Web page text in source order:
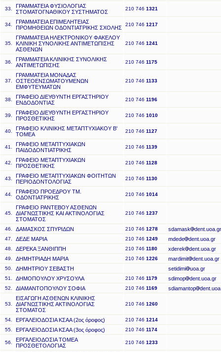
33.
ΓΡΑΜΜΑΤΕΙΑ ΦΥΣΙΟΛΟΓΙΑΣ
ΣΤΟΜΑΤΟΓΝΑΘΙΚΟΥ ΣΥΣΤΗΜΑΤΟΣ
210 746 1321
34.
ΓΡΑΜΜΑΤΕΙΑ ΕΠΙΜΕΛΗΤΕΙΑΣ
ΠΡΟΜΗΘΕΙΩΝ ΟΔΟΝΤΙΑΤΡΙΚΗΣ ΣΧΟΛΗΣ
210 746 1217
35.
ΓΡΑΜΜΑΤΕΙΑ ΗΛΕΚΤΡΟΝΙΚΟΥ ΦΑΚΕΛΟΥ
ΚΛΙΝΙΚΗ ΣΥΝΟΛΙΚΗΣ ΑΝΤΙΜΕΤΩΠΙΣΗΣ
ΑΣΘΕΝΩΝ
210 746 1241
36.
ΓΡΑΜΜΑΤΕΙΑ ΚΛΙΝΙΚΗΣ ΣΥΝΟΛΙΚΗΣ
ΑΝΤΙΜΕΤΩΠΙΣΗΣ
210 746 1175
37.
ΓΡΑΜΜΑΤΕΙΑ ΜΟΝΑΔΑΣ
ΟΣΤΕΟΕΝΣΩΜΑΤΟΥΜΕΝΩΝ
ΕΜΦΥΤΕΥΜΑΤΩΝ
210 746 1133
38.
ΓΡΑΦΕΙΟ ΔΙΕΥΘΥΝΤΗ ΕΡΓΑΣΤΗΡΙΟΥ
ΕΝΔΟΔΟΝΤΙΑΣ
210 746 1196
39.
ΓΡΑΦΕΙΟ ΔΙΕΥΘΥΝΤΗ ΕΡΓΑΣΤΗΡΙΟΥ
ΠΡΟΣΘΕΤΙΚΗΣ
210 746 1010
40.
ΓΡΑΦΕΙΟ ΚΛΙΝΙΚΗΣ ΜΕΤΑΠΤΥΧΙΑΚΟΥ Β'
ΤΟΜΕΑ
210 746 1127
41.
ΓΡΑΦΕΙΟ ΜΕΤΑΠΤΥΧΙΑΚΩΝ
ΠΑΙΔΟΔΟΝΤΙΑΤΡΙΚΗΣ
210 746 1139
42.
ΓΡΑΦΕΙΟ ΜΕΤΑΠΤΥΧΙΑΚΩΝ
ΠΡΟΣΘΕΤΙΚΗΣ
210 746 1128
43.
ΓΡΑΦΕΙΟ ΜΕΤΑΠΤΥΧΙΑΚΩΝ ΦΟΙΤΗΤΩΝ
ΠΕΡΙΟΔΟΝΤΟΛΟΓΙΑΣ
210 746 1130
44.
ΓΡΑΦΕΙΟ ΠΡΟΕΔΡΟΥ ΤΜ.
ΟΔΟΝΤΙΑΤΡΙΚΗΣ
210 746 1014
45.
ΓΡΑΦΕΙΟ ΡΑΝΤΕΒΟΥ ΑΣΘΕΝΩΝ
ΔΙΑΓΝΩΣΤΙΚΗΣ ΚΑΙ ΑΚΤΙΝΟΛΟΓΙΑΣ
ΣΤΟΜΑΤΟΣ
210 746 1237
46. ΔΑΜΑΣΚΟΣ ΣΠΥΡΙΔΩΝ 210 746 1278 sdamask dent.uoa.gr
47. ΔΕΔΕ ΜΑΡΙΑ 210 746 1249 mdede dent.uoa.gr
48. ΔΕΡΕΚΑ ΞΑΝΘΙΠΠΗ 210 746 1180 xderek dent.uoa.gr
49. ΔΗΜΗΤΡΙΑΔΗ ΜΑΡΙΑ 210 746 1226 mardimit dent.uoa.gr
50. ΔΗΜΗΤΡΙΟΥ ΣΕΒΑΣΤΗ setidimi uoa.gr
51. ΔΗΜΟΠΟΥΛΟΥ ΧΡΥΣΟΥΛΑ 210 746 1179 sdimop dent.uoa.gr
52. ΔΙΑΜΑΝΤΟΠΟΥΛΟΥ ΣΟΦΙΑ 210 746 1169 sdiamantop
53.
ΕΙΣΑΓΩΓΗ ΑΣΘΕΝΩΝ ΚΛΙΝΙΚΗΣ
ΔΙΑΓΝΩΣΤΙΚΗΣ ΑΚΤΙΝΟΛΟΓΙΑΣ
ΣΤΟΜΑΤΟΣ
210 746 1260
54. ΕΡΓΑΛΕΙΟΔΟΣΙΑ ΚΣΑΑ (2ος όροφος) 210 746 1214
55.
ΕΡΓΑΛΕΙΟΔΟΣΙΑ ΚΣΑΑ (3ος όροφος) 210 746 1174
56.
ΕΡΓΑΛΕΙΟΔΟΣΙΑ ΤΟΜΕΑ
ΠΡΟΣΘΕΤΟΛΟΓΙΑΣ
210 746 1233